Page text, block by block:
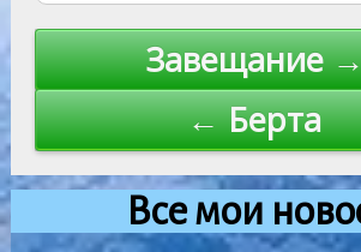
Навигация
по
записям
Завещание
← Берта
Все мои